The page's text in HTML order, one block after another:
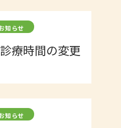
知らせ
療時間の変更
知らせ